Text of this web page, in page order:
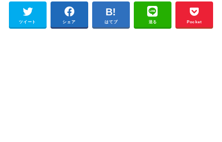
ツイート シェア はてブ 送る Pocket